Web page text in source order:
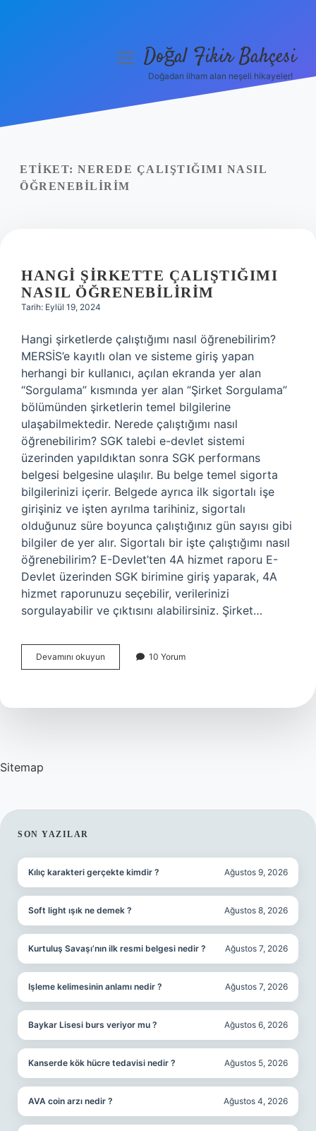
Yasal Uyarı
menüyüDoğal Fikir Bahçesi
Doğadan ilham alan neşeli hikayeler!
ETIKET: NEREDE ÇALIŞTIĞIMI NASIL
ÖĞRENEBILIRIM
HANGI ŞIRKETTE ÇALIŞTIĞIMI
NASIL ÖĞRENEBILIRIM
Tarih: Eylül 19, 2024
Hangi şirketlerde çalıştığımı nasıl öğrenebilirim?
MERSİS’e kayıtlı olan ve sisteme giriş yapan
herhangi bir kullanıcı, açılan ekranda yer alan
“Sorgulama” kısmında yer alan “Şirket Sorgulama”
bölümünden şirketlerin temel bilgilerine
ulaşabilmektedir. Nerede çalıştığımı nasıl
öğrenebilirim? SGK talebi e-devlet sistemi
üzerinden yapıldıktan sonra SGK performans
belgesi belgesine ulaşılır. Bu belge temel sigorta
bilgilerinizi içerir. Belgede ayrıca ilk sigortalı işe
girişiniz ve işten ayrılma tarihiniz, sigortalı
olduğunuz süre boyunca çalıştığınız gün sayısı gibi
bilgiler de yer alır. Sigortalı bir işte çalıştığımı nasıl
öğrenebilirim? E-Devlet’ten 4A hizmet raporu E-
Devlet üzerinden SGK birimine giriş yaparak, 4A
hizmet raporunuzu seçebilir, verilerinizi
sorgulayabilir ve çıktısını alabilirsiniz. Şirket…
Devamını okuyun
Şirkette
Öğrenebilirim
10 Yorum
Sitemap
SIDEBAR
SON YAZILAR
Kılıç karakteri gerçekte kimdir ? Ağustos 9, 2026
Soft light ışık ne demek ? Ağustos 8, 2026
Kurtuluş Savaşı’nın ilk resmi belgesi nedir ? Ağustos 7, 2026
Işleme kelimesinin anlamı nedir ? Ağustos 7, 2026
Baykar Lisesi burs veriyor mu ? Ağustos 6, 2026
Kanserde kök hücre tedavisi nedir ? Ağustos 5, 2026
AVA coin arzı nedir ? Ağustos 4, 2026